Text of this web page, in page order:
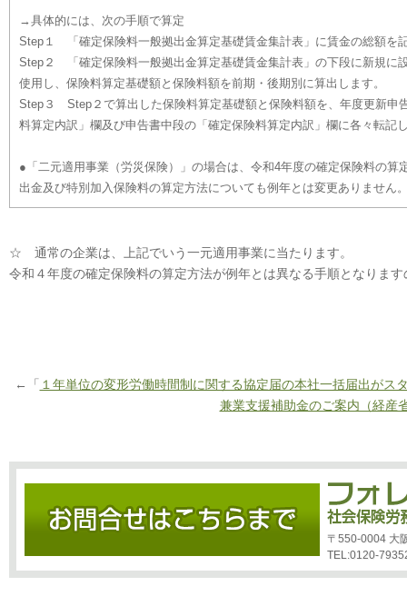
→具体的には、次の手順で算定
Step１ 「確定保険料一般拠出金算定基礎賃金集計表」に賃金の総額を
Step２ 「確定保険料一般拠出金算定基礎賃金集計表」の下段に新規に
使用し、保険料算定基礎額と保険料額を前期・後期別に算出します。
Step３ Step２で算出した保険料算定基礎額と保険料額を、年度更新申
料算定内訳」欄及び申告書中段の「確定保険料算定内訳」欄に各々転記
●「二元適用事業（労災保険）」の場合は、令和4年度の確定保険料の
出金及び特別加入保険料の算定方法についても例年とは変更ありません
☆ 通常の企業は、上記でいう一元適用事業に当たります。
令和４年度の確定保険料の算定方法が例年とは異なる手順となりま
←「 １年単位の変形労働時間制に関する協定届の本社一括届出がス
兼業支援補助金のご案内（経産
〒550-0004 大
TEL:0120-